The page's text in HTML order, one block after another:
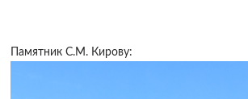
Памятник С.М. Кирову: